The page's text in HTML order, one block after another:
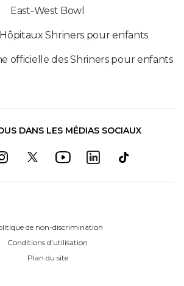
East-West Bowl
Shriners pour enfants
officielle des Shriners pour enfants
DANS LES MÉDIAS SOCIAUX
de non-discrimination
Conditions d’utilisation
Plan du site